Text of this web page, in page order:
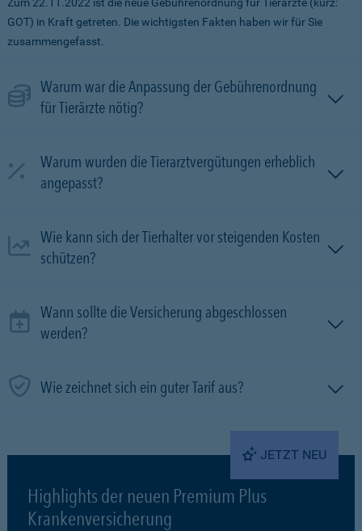
GOT) in Kraft getreten. Die wichtigsten Fakten haben wir für Sie
zusammengefasst.
Warum war die Anpassung der Gebührenordnung
für Tierärzte nötig?
Warum wurden die Tierarztvergütungen erheblich
angepasst?
Wie kann sich der Tierhalter vor steigenden Kosten
schützen?
Wann sollte die Versicherung abgeschlossen
werden?
Wie zeichnet sich ein guter Tarif aus?
JETZT NEU
Highlights der neuen Premium Plus
Krankenversicherung